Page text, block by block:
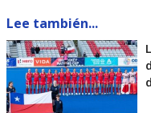
Lee también...